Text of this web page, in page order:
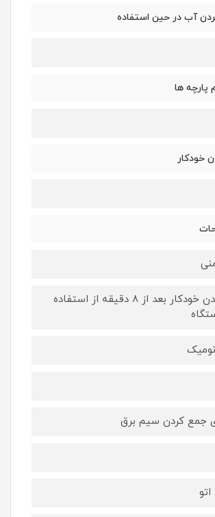
آب در حین استفاده
پارچه ها
خودکار
خاموش شدن خودکار بعد از ۸ دقیقه از استفاده
جمع كردن سیم برق